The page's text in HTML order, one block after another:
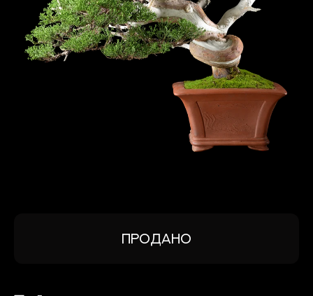
КОНТАКТЫ И ДОСТАВКА
8 926 528-17-01
Продано